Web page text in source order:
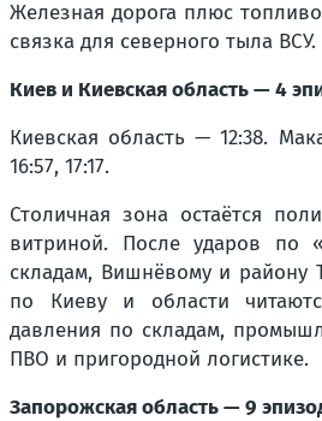
Железная дорога плюс
связка для северного тыла ВСУ.
Киев и Киевская область — 4
Киевская область — 12:38.
16:57, 17:17.
Столичная зона остаётся
витриной. После ударов
складам, Вишнёвому и району
по Киеву и области
давления по складам,
ПВО и пригородной логистике.
Запорожская область — 9